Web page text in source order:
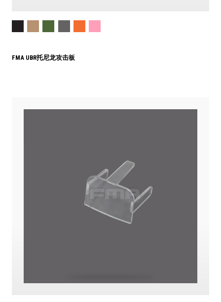
FMA UBR托尼龙攻击板